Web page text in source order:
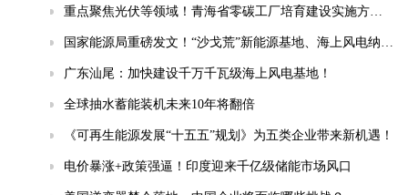
重点聚焦光伏等领域！青海省零碳工厂培育建设实施方案(试行)发布
国家能源局重磅发文！“沙戈荒”新能源基地、海上风电纳入“十五五”安全重点管控工程
广东汕尾：加快建设千万千瓦级海上风电基地！
全球抽水蓄能装机未来10年将翻倍
《可再生能源发展“十五五”规划》为五类企业带来新机遇！
电价暴涨+政策强逼！印度迎来千亿级储能市场风口